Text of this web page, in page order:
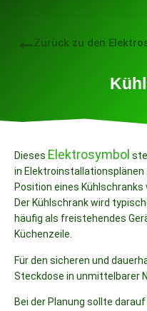
Zurück zu den
Dieses Elektrosymbol
in Elektroinstallationsplänen
Position eines Kühlschranks
Der Kühlschrank wird
häufig als freistehendes
Küchenzeile.
Für den sicheren und
Steckdose in unmittelbarer
Bei der Planung sollte